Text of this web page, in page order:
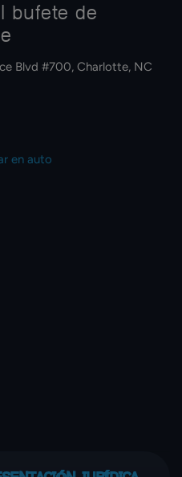
bufete de
Blvd #700, Charlotte, NC
en auto